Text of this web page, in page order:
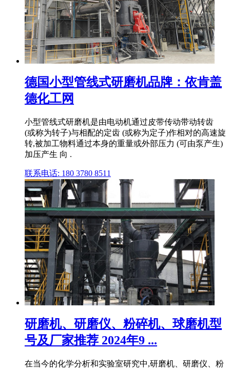
德国小型管线式研磨机品牌：依肯盖
德化工网
小型管线式研磨机是由电动机通过皮带传动带动转齿
(或称为转子)与相配的定齿 (或称为定子)作相对的高速旋
转,被加工物料通过本身的重量或外部压力 (可由泵产生)
加压产生 向 .
联系电话: 180 3780 8511
研磨机、研磨仪、粉碎机、球磨机型
号及厂家推荐 2024年9 ...
在当今的化学分析和实验室研究中,研磨机、研磨仪、粉